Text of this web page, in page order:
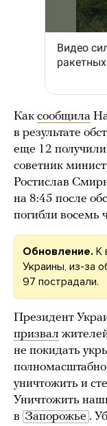
Как сообщила
в результате
еще 12
советник
Ростислав
на 8:45 после
погибли восемь
Обновление. К
Украины, из-за
97 пострадали.
Президент
призвал
не покидать
уничтожить и
Уничтожить
в Запорожье .